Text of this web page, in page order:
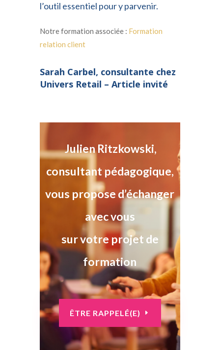
l’outil essentiel pour y parvenir.
Notre formation associée : Formation
relation client
Sarah Carbel, consultante chez
Univers Retail – Article invité
Julien Ritzkowski,
consultant pédagogique,
vous propose d’échanger
avec vous
sur votre projet de
formation
ÊTRE RAPPELÉ(E)